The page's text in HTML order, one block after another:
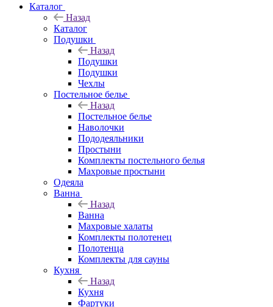
Каталог
Назад
Каталог
Подушки
Назад
Подушки
Подушки
Чехлы
Постельное белье
Назад
Постельное белье
Наволочки
Пододеяльники
Простыни
Комплекты постельного белья
Махровые простыни
Одеяла
Ванна
Назад
Ванна
Махровые халаты
Комплекты полотенец
Полотенца
Комплекты для сауны
Кухня
Назад
Кухня
Фартуки